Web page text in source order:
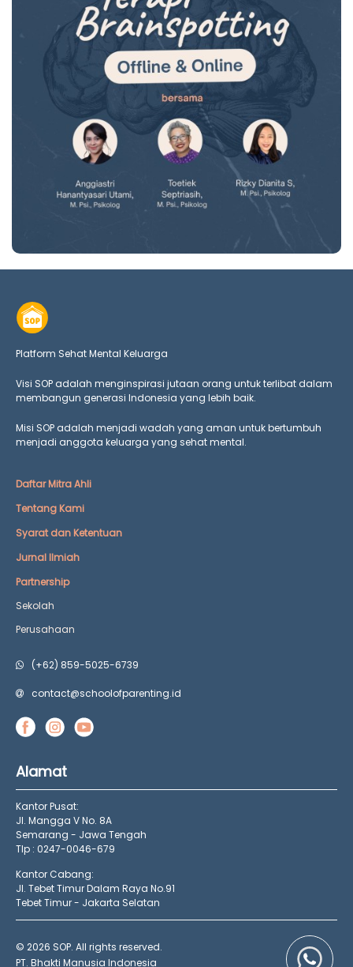
Platform Sehat Mental Keluarga
Visi SOP adalah menginspirasi jutaan orang untuk terlibat dalam
membangun generasi Indonesia yang lebih baik.
Misi SOP adalah menjadi wadah yang aman untuk bertumbuh
menjadi anggota keluarga yang sehat mental.
Daftar Mitra Ahli
Tentang Kami
Syarat dan Ketentuan
Jurnal Ilmiah
Partnership
Sekolah
Perusahaan
(+62) 859-5025-6739
contact@schoolofparenting.id
Alamat
Kantor Pusat:
Jl. Mangga V No. 8A
Semarang - Jawa Tengah
Tlp : 0247-0046-679
Kantor Cabang:
Jl. Tebet Timur Dalam Raya No.91
Tebet Timur - Jakarta Selatan
© 2026 SOP. All rights reserved.
PT. Bhakti Manusia Indonesia